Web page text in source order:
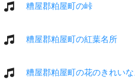
糟屋郡粕屋町の峠
糟屋郡粕屋町の紅葉名所
糟屋郡粕屋町の花のきれい